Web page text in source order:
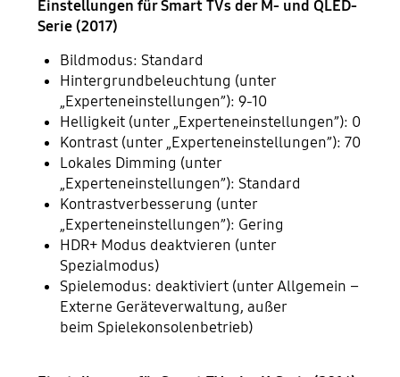
Einstellungen für Smart TVs der M- und QLED-
Serie (2017)
Bildmodus: Standard
Hintergrundbeleuchtung (unter
„Experteneinstellungen”): 9-10
Helligkeit (unter „Experteneinstellungen”): 0
Kontrast (unter „Experteneinstellungen”): 70
Lokales Dimming (unter
„Experteneinstellungen”): Standard
Kontrastverbesserung (unter
„Experteneinstellungen”): Gering
HDR+ Modus deaktvieren (unter
Spezialmodus)
Spielemodus: deaktiviert (unter Allgemein –
Externe Geräteverwaltung, außer
beim Spielekonsolenbetrieb)